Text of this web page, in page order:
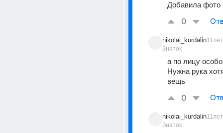
Добавила фото
0
nikolai_kurdalin
Знаток
11лет
а по лицу
Нужна рука
вещь
0
nikolai_kurdalin
Знаток
11лет